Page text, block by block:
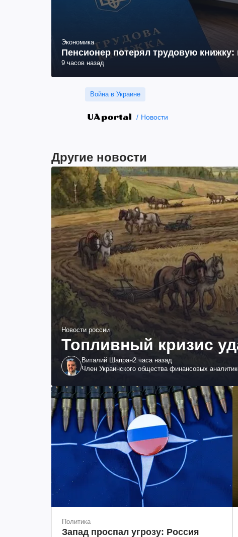
Экономика
Пенсионер потерял трудовую
9 часов назад
Война в Украине
Новости
Другие новости
Новости россии
Топливный кризис
Виталий Шапран2 часа назад
Член Украинского общества финансовых
Политика
Запад проспал угрозу: Россия